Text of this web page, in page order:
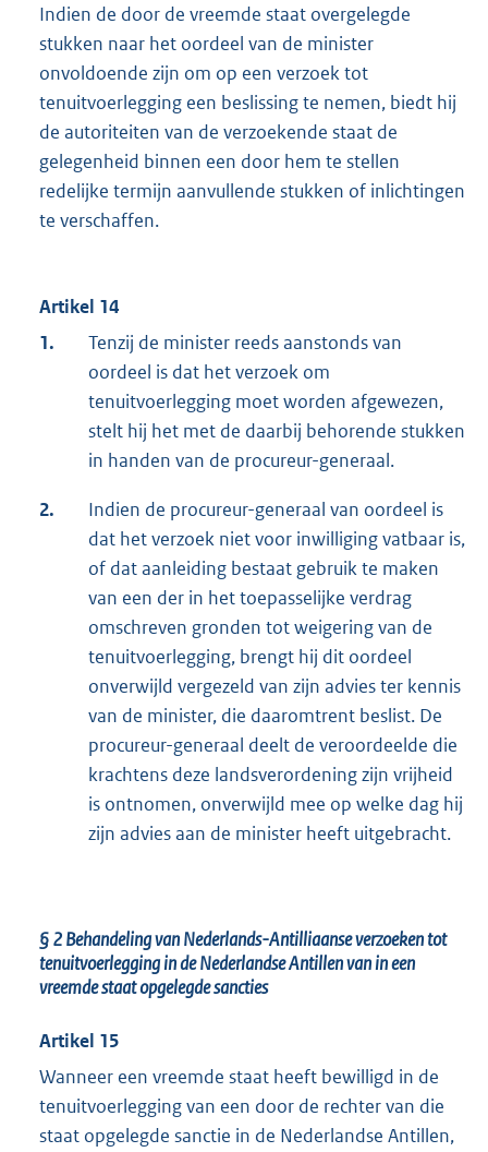
Indien de door de vreemde staat overgelegde
stukken naar het oordeel van de minister
onvoldoende zijn om op een verzoek tot
tenuitvoerlegging een beslissing te nemen, biedt hij
de autoriteiten van de verzoekende staat de
gelegenheid binnen een door hem te stellen
redelijke termijn aanvullende stukken of inlichtingen
te verschaffen.
Artikel 14
1.
Tenzij de minister reeds aanstonds van
oordeel is dat het verzoek om
tenuitvoerlegging moet worden afgewezen,
stelt hij het met de daarbij behorende stukken
in handen van de procureur-generaal.
2.
Indien de procureur-generaal van oordeel is
dat het verzoek niet voor inwilliging vatbaar is,
of dat aanleiding bestaat gebruik te maken
van een der in het toepasselijke verdrag
omschreven gronden tot weigering van de
tenuitvoerlegging, brengt hij dit oordeel
onverwijld vergezeld van zijn advies ter kennis
van de minister, die daaromtrent beslist. De
procureur-generaal deelt de veroordeelde die
krachtens deze landsverordening zijn vrijheid
is ontnomen, onverwijld mee op welke dag hij
zijn advies aan de minister heeft uitgebracht.
§ 2Behandeling van Nederlands-Antilliaanse verzoeken tot
tenuitvoerlegging in de Nederlandse Antillen van in een
vreemde staat opgelegde sancties
Artikel 15
Wanneer een vreemde staat heeft bewilligd in de
tenuitvoerlegging van een door de rechter van die
staat opgelegde sanctie in de Nederlandse Antillen,